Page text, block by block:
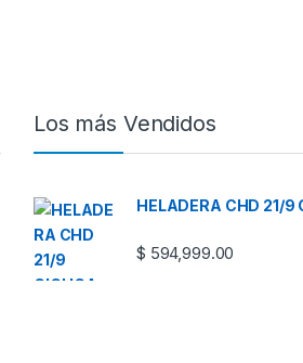
Los más Vendidos
HELADERA CHD 21/9
$ 594,999.00